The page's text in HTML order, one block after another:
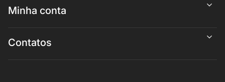
Minha conta
Contatos